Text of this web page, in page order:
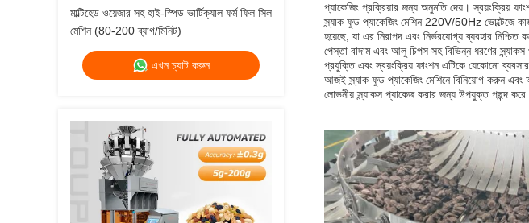
মাল্টিহেড ওয়েজার সহ হাই-স্পিড ভার্টিক্যাল ফর্ম ফিল সিল
মেশিন (80-200 ব্যাগ/মিনিট)
এখন চ্যাট করুন
প্যাকেজিং প্রক্রিয়ার জন্য অনুমতি দেয়। স্বয়ংক্রিয়
স্ন্যাক ফুড প্যাকেজিং মেশিন 220V/50Hz ভোল্টেজে
হয়েছে, যা এর নিরাপদ এবং নির্ভরযোগ্য ব্যবহার
পেস্তা বাদাম এবং আলু চিপস সহ বিভিন্ন ধরণের
প্রযুক্তি এবং স্বয়ংক্রিয় ফাংশন এটিকে যেকোনো
আজই স্ন্যাক ফুড প্যাকেজিং মেশিনে বিনিয়োগ করুন এবং
লোভনীয় স্ন্যাকস প্যাকেজ করার জন্য উপযুক্ত পছন্দ